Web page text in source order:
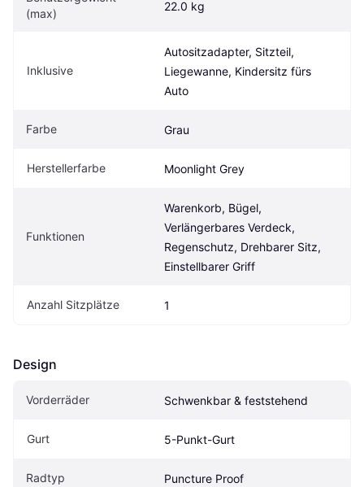
(max)
22.0 kg
Inklusive
Autositzadapter, Sitzteil,
Liegewanne, Kindersitz fürs
Auto
Farbe Grau
Herstellerfarbe Moonlight Grey
Funktionen
Warenkorb, Bügel,
Verlängerbares Verdeck,
Regenschutz, Drehbarer Sitz,
Einstellbarer Griff
Anzahl Sitzplätze 1
Design
Vorderräder Schwenkbar & feststehend
Gurt 5-Punkt-Gurt
Radtyp Puncture Proof